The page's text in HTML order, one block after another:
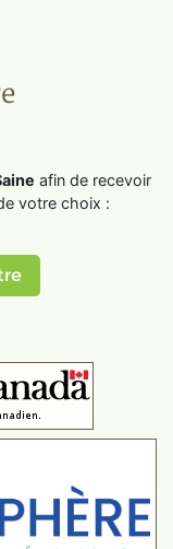
afin de recevoir
votre choix :